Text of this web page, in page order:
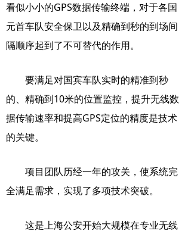
看似小小的GPS数据传输终端，对于各国
元首车队安全保卫以及精确到秒的到场间
隔顺序起到了不可替代的作用。
要满足对国宾车队实时的精准到秒
的、精确到10米的位置监控，提升无线数
据传输速率和提高GPS定位的精度是技术
的关键。
项目团队历经一年的攻关，使系统完
全满足需求，实现了多项技术突破。
这是上海公安开始大规模在专业无线